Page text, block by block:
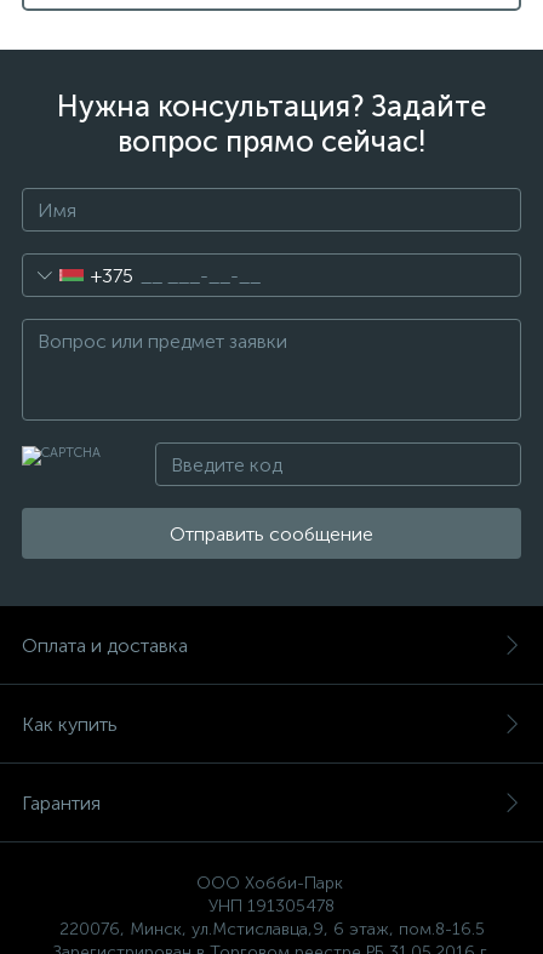
Нужна консультация? Задайте
вопрос прямо сейчас!
+375
Отправить сообщение
Оплата и доставка
Как купить
Гарантия
ООО Хобби-Парк
УНП 191305478
220076, Минск, ул.Мстиславца,9, 6 этаж, пом.8-16.5